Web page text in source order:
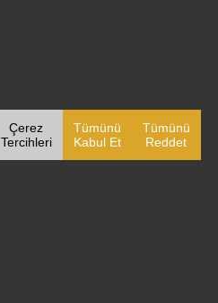
LuckyEye AI LAB
MarketingTR
Çerez
Tercihleri
Tümünü
Kabul Et
Tümünü
Reddet